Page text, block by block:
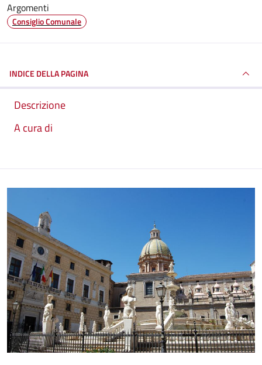
Argomenti
Consiglio Comunale
INDICE DELLA PAGINA
Descrizione
A cura di